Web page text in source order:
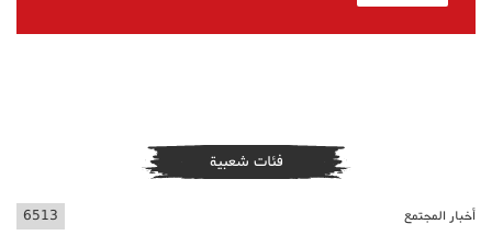
فئات شعبية
أخبار المجتمع 6513